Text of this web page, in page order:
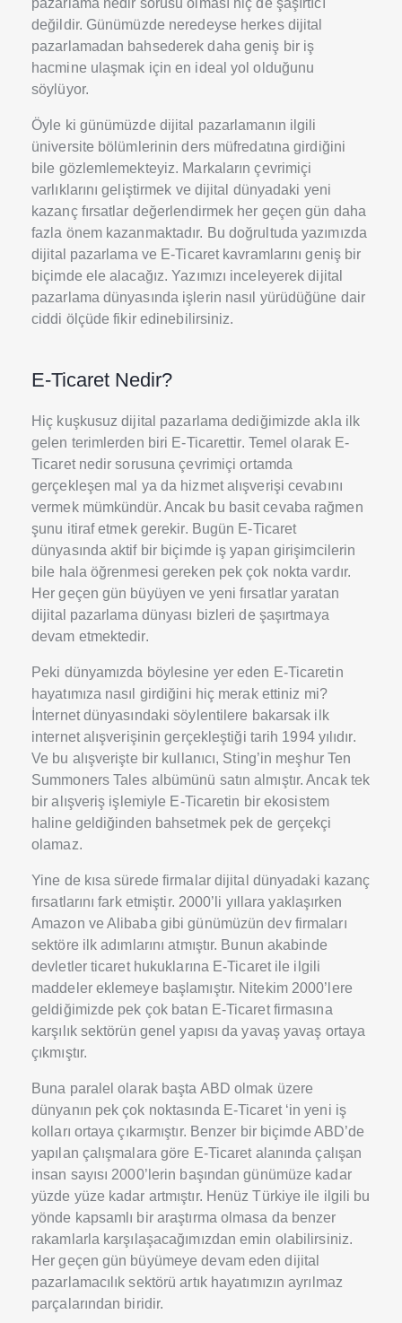
pazarlama nedir sorusu olması hiç de şaşırtıcı
değildir. Günümüzde neredeyse herkes dijital
pazarlamadan bahsederek daha geniş bir iş
hacmine ulaşmak için en ideal yol olduğunu
söylüyor.
Öyle ki günümüzde dijital pazarlamanın ilgili
üniversite bölümlerinin ders müfredatına girdiğini
bile gözlemlemekteyiz. Markaların çevrimiçi
varlıklarını geliştirmek ve dijital dünyadaki yeni
kazanç fırsatlar değerlendirmek her geçen gün daha
fazla önem kazanmaktadır. Bu doğrultuda yazımızda
dijital pazarlama ve E-Ticaret kavramlarını geniş bir
biçimde ele alacağız. Yazımızı inceleyerek dijital
pazarlama dünyasında işlerin nasıl yürüdüğüne dair
ciddi ölçüde fikir edinebilirsiniz.
E-Ticaret Nedir?
Hiç kuşkusuz dijital pazarlama dediğimizde akla ilk
gelen terimlerden biri E-Ticarettir. Temel olarak E-
Ticaret nedir sorusuna çevrimiçi ortamda
gerçekleşen mal ya da hizmet alışverişi cevabını
vermek mümkündür. Ancak bu basit cevaba rağmen
şunu itiraf etmek gerekir. Bugün E-Ticaret
dünyasında aktif bir biçimde iş yapan girişimcilerin
bile hala öğrenmesi gereken pek çok nokta vardır.
Her geçen gün büyüyen ve yeni fırsatlar yaratan
dijital pazarlama dünyası bizleri de şaşırtmaya
devam etmektedir.
Peki dünyamızda böylesine yer eden E-Ticaretin
hayatımıza nasıl girdiğini hiç merak ettiniz mi?
İnternet dünyasındaki söylentilere bakarsak ilk
internet alışverişinin gerçekleştiği tarih 1994 yılıdır.
Ve bu alışverişte bir kullanıcı, Sting’in meşhur Ten
Summoners Tales albümünü satın almıştır. Ancak tek
bir alışveriş işlemiyle E-Ticaretin bir ekosistem
haline geldiğinden bahsetmek pek de gerçekçi
olamaz.
Yine de kısa sürede firmalar dijital dünyadaki kazanç
fırsatlarını fark etmiştir. 2000’li yıllara yaklaşırken
Amazon ve Alibaba gibi günümüzün dev firmaları
sektöre ilk adımlarını atmıştır. Bunun akabinde
devletler ticaret hukuklarına E-Ticaret ile ilgili
maddeler eklemeye başlamıştır. Nitekim 2000’lere
geldiğimizde pek çok batan E-Ticaret firmasına
karşılık sektörün genel yapısı da yavaş yavaş ortaya
çıkmıştır.
Buna paralel olarak başta ABD olmak üzere
dünyanın pek çok noktasında E-Ticaret ‘in yeni iş
kolları ortaya çıkarmıştır. Benzer bir biçimde ABD’de
yapılan çalışmalara göre E-Ticaret alanında çalışan
insan sayısı 2000’lerin başından günümüze kadar
yüzde yüze kadar artmıştır. Henüz Türkiye ile ilgili bu
yönde kapsamlı bir araştırma olmasa da benzer
rakamlarla karşılaşacağımızdan emin olabilirsiniz.
Her geçen gün büyümeye devam eden dijital
pazarlamacılık sektörü artık hayatımızın ayrılmaz
parçalarından biridir.